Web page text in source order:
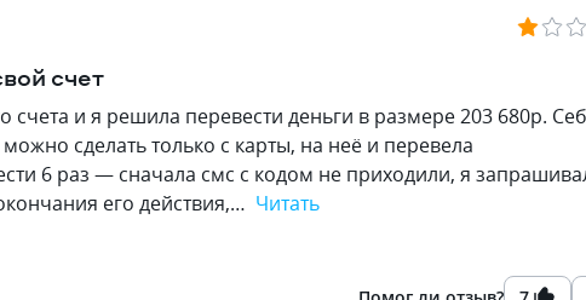
счет
счета и я решила перевести деньги в размере 203 680р.
сделать только с карты, на неё и перевела
6 раз — сначала смс с кодом не приходили, я
его действия,… Читать